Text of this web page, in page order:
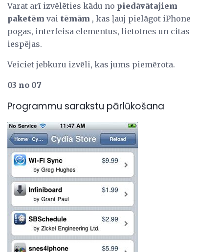
Varat arī izvēlēties kādu no piedāvātajiem
paketēm vai tēmām , kas ļauj pielāgot iPhone
pogas, interfeisa elementus, lietotnes un citas
iespējas.
Veiciet jebkuru izvēli, kas jums piemērota.
03 no 07
Programmu sarakstu pārlūkošana